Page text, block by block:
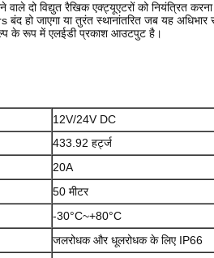
वाले दो विद्युत रैखिक एक्ट्यूएटरों को नियंत्रित
हो जाएगा या तुरंत स्थानांतरित जब यह
के रूप में एलईडी प्रकाश आउटपुट है।
12V/24V DC
433.92 हर्ट्ज
20A
50 मीटर
-30°C~+80°C
जलरोधक और धूलरोधक के लिए IP66